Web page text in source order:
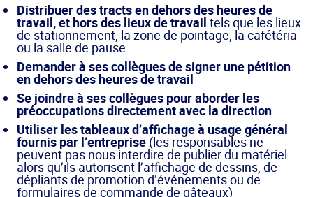
Distribuer des tracts en dehors des heures de
travail, et hors des lieux de travail tels que les lieux
de stationnement, la zone de pointage, la cafétéria
ou la salle de pause
Demander à ses collègues de signer une pétition
en dehors des heures de travail
Se joindre à ses collègues pour aborder les
préoccupations directement avec la direction
Utiliser les tableaux d’affichage à usage général
fournis par l’entreprise (les responsables ne
peuvent pas nous interdire de publier du matériel
alors qu’ils autorisent l’affichage de dessins, de
dépliants de promotion d’événements ou de
formulaires de commande de gâteaux)